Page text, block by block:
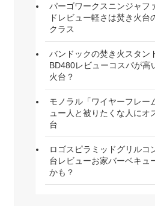
パーゴワークスニンジャフ
ドレビュー軽さは焚き火台
クラス
バンドックの焚き火スタン
BD480レビューコスパが高
火台？
モノラル「ワイヤーフレー
ュー人と被りたくな人にオ
台
ロゴスピラミッドグリルコ
台レビューお家バーベキュ
かも？